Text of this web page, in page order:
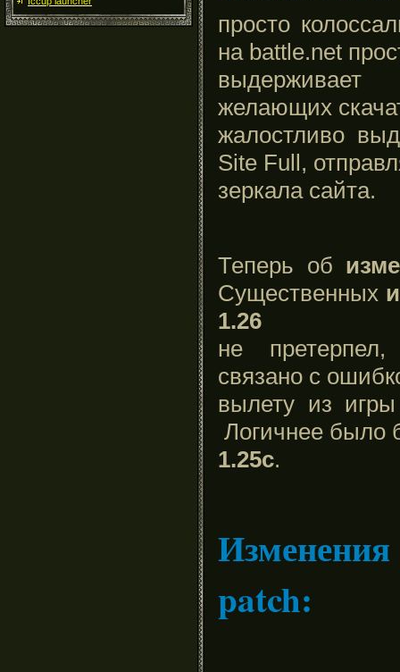
просто
на battle.net
желающих
жалостливо
Site Full,
зеркала сайта.
Теперь об
Существенных
1.26
не претерпел,
связано с
вылету из
Логичнее было
1.25c.
patch: